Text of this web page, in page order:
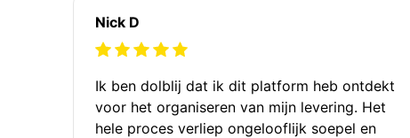
Nick D
Ik ben dolblij dat ik dit platform heb ontdekt
voor het organiseren van mijn levering. Het
hele proces verliep ongelooflijk soepel en